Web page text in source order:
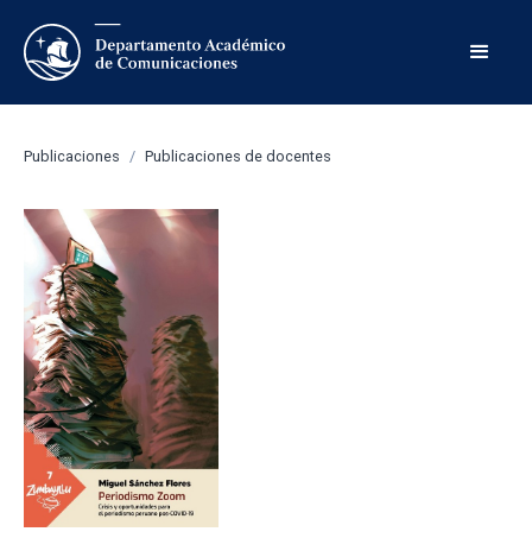
Publicaciones / Publicaciones de docentes